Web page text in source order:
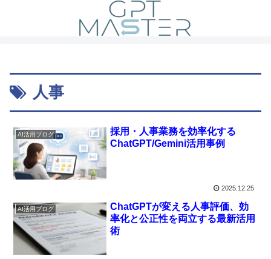
人事
AI活用ブログ
採用・人事業務を効率化する
ChatGPT/Gemini活用事例
2025.12.25
AI活用ブログ
ChatGPTが変える人事評価、効
率化と公正性を両立する最新活用
術